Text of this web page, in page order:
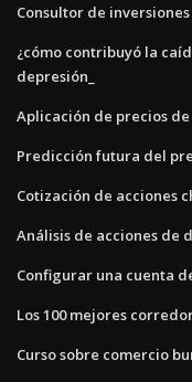
Consultor de
¿cómo contribuyó la
depresión_
Aplicación de precios
Predicción futura del
Cotización de acciones
Análisis de acciones de
Configurar una cuenta
Los 100 mejores
Curso sobre comercio